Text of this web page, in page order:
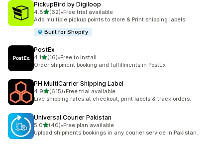
PickupBird by Digiloop
4.8เต็ม 5 ดาว
(62)
ทั้งหมด 62 รีวิว
•Free trial available
Add multiple pickup points to store & Print shipping labels
Built for Shopify
PostEx
4.1เต็ม 5 ดาว
(16)
ทั้งหมด 16 รีวิว
•Free to install
Order shipment booking and fulfillments in PostEx
PH MultiCarrier Shipping Label
4.9เต็ม 5 ดาว
(615)
ทั้งหมด 615 รีวิว
•Free trial available
Live shipping rates at checkout, print labels & track orders.
Universal Courier Pakistan
5.0เต็ม 5 ดาว
(40)
ทั้งหมด 40 รีวิว
•Free plan available
Upload shipments bookings in any courier service in Pakistan.